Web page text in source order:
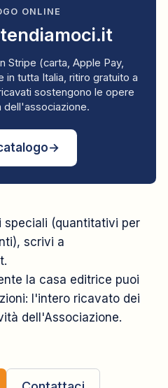
ONLINE
Stripe (carta, Apple Pay,
in tutta Italia, ritiro gratuito a
sostengono le opere
dell'associazione.
→
speciali (quantitativi per
scrivi a
.
la casa editrice puoi
: l'intero ricavato dei
dell'Associazione.